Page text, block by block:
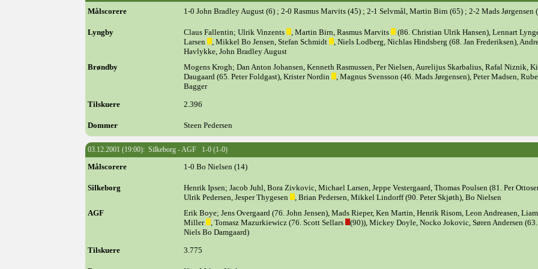
Målscorere 1-0 John Bradley August (6) ; 2-0 Rasmus Marvits (45) ; 2-1 Selvmål, Martin Birn (65) ; 2-2 Mads Jørgensen
Lyngby Claus Fallentin; Ulrik Vinzents , Martin Birn, Rasmus Marvits
(86. Christian Ulrik Hansen), Lennart
Larsen
, Mikkel Bo Jensen, Stefan Schmidt
, Niels Lodberg, Nichlas Hindsberg (68. Jan Frederiksen),
Havlykke, John Bradley August
Brøndby
Mogens Krogh; Dan Anton Johansen, Kenneth Rasmussen, Per Nielsen, Aurelijus Skarbalius, Rafal Niznik,
Daugaard (65. Peter Foldgast), Krister Nordin
, Magnus Svensson (46. Mads Jørgensen), Peter Madsen,
Bagger
Tilskuere
2.396
Dommer Steen Pedersen
03.12.2001 (19:00): Silkeborg - AGF 1-0 (1-0)
Målscorere 1-0 Bo Nielsen (14)
Silkeborg
Henrik Ipsen; Jacob Juhl, Bora Zivkovic, Michael Larsen, Jeppe Vestergaard, Thomas Poulsen (81. Per
Ulrik Pedersen, Jesper Thygesen
, Brian Pedersen, Mikkel Lindorff (90. Peter Skjøth), Bo Nielsen
AGF
Erik Boye; Jens Overgaard (76. John Jensen), Mads Rieper, Ken Martin, Henrik Risom, Leon Andreasen, Liam
Miller
, Tomasz Mazurkiewicz (76. Scott Sellars
(90)), Mickey Doyle, Nocko Jokovic, Søren Andersen (63.
Niels Bo Damgaard)
Tilskuere
3.775